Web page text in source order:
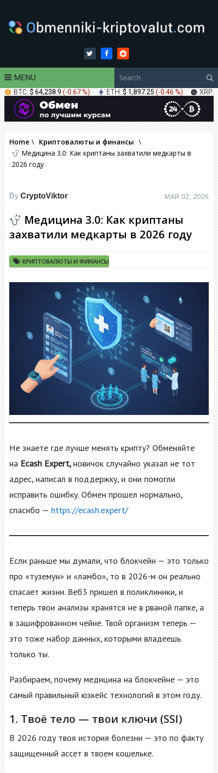
MENU
BTC: $ 64,238.9 (-0.67 %) ETH: $ 1,897.25 (-0.46 %) XRP:
Home \ Криптовалюты и финансы \
Медицина 3.0: Как криптаны захватили медкарты в
2026 году
By CryptoViktor MAR 02, 2026
Медицина 3.0: Как криптаны
захватили медкарты в 2026 году
КРИПТОВАЛЮТЫ И ФИНАНСЫ
Не знаете где лучше менять крипту? Обменяйте
на Ecash Expert,новичок случайно указал не тот
адрес, написал в поддержку, и они помогли
исправить ошибку. Обмен прошел нормально,
спасибо — https://ecash.expert/
Если раньше мы думали, что блокчейн — это только
про «туземун» и «ламбо», то в 2026-м он реально
спасает жизни. Веб3 пришел в поликлиники, и
теперь твои анализы хранятся не в рваной папке, а
в зашифрованном чейне. Твой организм теперь —
это тоже набор данных, которыми владеешь
только ты.
Разбираем, почему медицина на блокчейне — это
самый правильный юзкейс технологий в этом году.
1. Твоё тело — твои ключи (SSI)
В 2026 году твоя история болезни — это по факту
защищенный ассет в твоем кошельке.